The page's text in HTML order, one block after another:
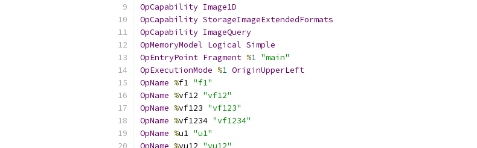
OpCapability Image1D
OpCapability StorageImageExtendedFormats
OpCapability ImageQuery
OpMemoryModel Logical Simple
OpEntryPoint Fragment %1 "main"
OpExecutionMode %1 OriginUpperLeft
OpName %f1 "f1"
OpName %vf12 "vf12"
OpName %vf123 "vf123"
OpName %vf1234 "vf1234"
OpName %u1 "u1"
OpName %vu12 "vu12"